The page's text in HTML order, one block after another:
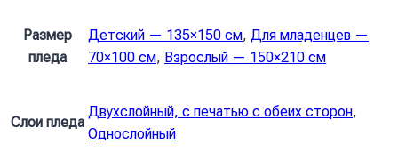
Lemur
Jungle
Размер
пледа
Детский — 135×150 см, Для младенцев —
70×100 см, Взрослый — 150×210 см
Слои пледа
Двухслойный, с печатью с обеих сторон,
Однослойный